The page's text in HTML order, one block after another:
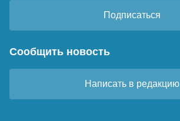
Подписаться
Сообщить новость
Написать в редакцию